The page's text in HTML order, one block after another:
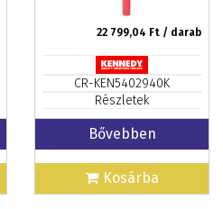
22 799,04 Ft / darab
CR-KEN5402940K
Részletek
Bővebben
Kosárba